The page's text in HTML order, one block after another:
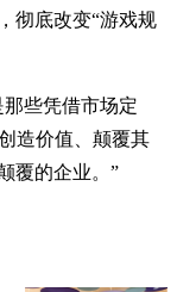
彻底改变“游戏规
些凭借市场定
造价值、颠覆其
覆的企业。”